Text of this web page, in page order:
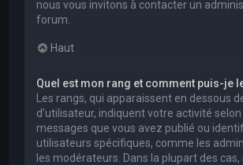
nous vous invitons à contacter un
forum.
Haut
Quel est mon rang et comment puis-je
Les rangs, qui apparaissent en dessous
d’utilisateur, indiquent votre activité
messages que vous avez publié ou
utilisateurs spécifiques, comme les
les modérateurs. Dans la plupart des cas,